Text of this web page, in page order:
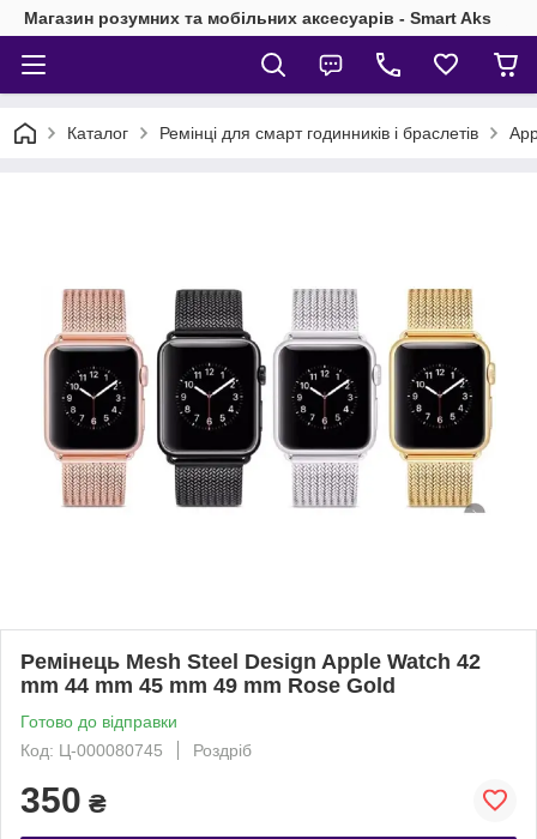
Магазин розумних та мобільних аксесуарів - Smart Aks
Каталог Ремінці для смарт годинників і браслетів
Ремінець Mesh Steel Design Apple Watch 42
mm 44 mm 45 mm 49 mm Rose Gold
Готово до відправки
Код: Ц-000080745
Роздріб
350 ₴